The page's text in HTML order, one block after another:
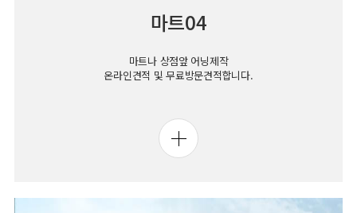
마트04
마트나 상점앞 어닝제작
온라인견적 및 무료방문견적합니다.